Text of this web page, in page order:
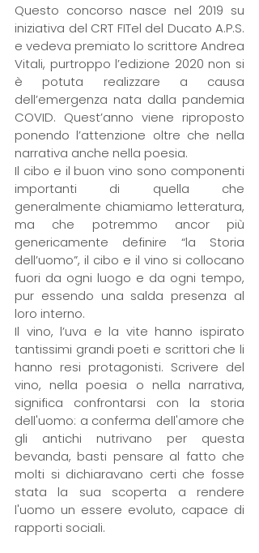
Questo concorso nasce nel 2019 su
iniziativa del CRT FITel del Ducato A.P.S.
e vedeva premiato lo scrittore Andrea
Vitali, purtroppo l’edizione 2020 non si
è potuta realizzare a causa
dell’emergenza nata dalla pandemia
COVID. Quest’anno viene riproposto
ponendo l’attenzione oltre che nella
narrativa anche nella poesia.
Il cibo e il buon vino sono componenti
importanti di quella che
generalmente chiamiamo letteratura,
ma che potremmo ancor più
genericamente definire “la Storia
dell’uomo”, il cibo e il vino si collocano
fuori da ogni luogo e da ogni tempo,
pur essendo una salda presenza al
loro interno.
Il vino, l’uva e la vite hanno ispirato
tantissimi grandi poeti e scrittori che li
hanno resi protagonisti. Scrivere del
vino, nella poesia o nella narrativa,
significa confrontarsi con la storia
dell'uomo: a conferma dell'amore che
gli antichi nutrivano per questa
bevanda, basti pensare al fatto che
molti si dichiaravano certi che fosse
stata la sua scoperta a rendere
l'uomo un essere evoluto, capace di
rapporti sociali.